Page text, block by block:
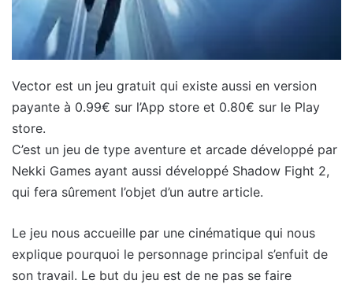
Vector est un jeu gratuit qui existe aussi en version
payante à 0.99€ sur l’App store et 0.80€ sur le Play
store.
C’est un jeu de type aventure et arcade développé par
Nekki Games ayant aussi développé Shadow Fight 2,
qui fera sûrement l’objet d’un autre article.
Le jeu nous accueille par une cinématique qui nous
explique pourquoi le personnage principal s’enfuit de
son travail. Le but du jeu est de ne pas se faire